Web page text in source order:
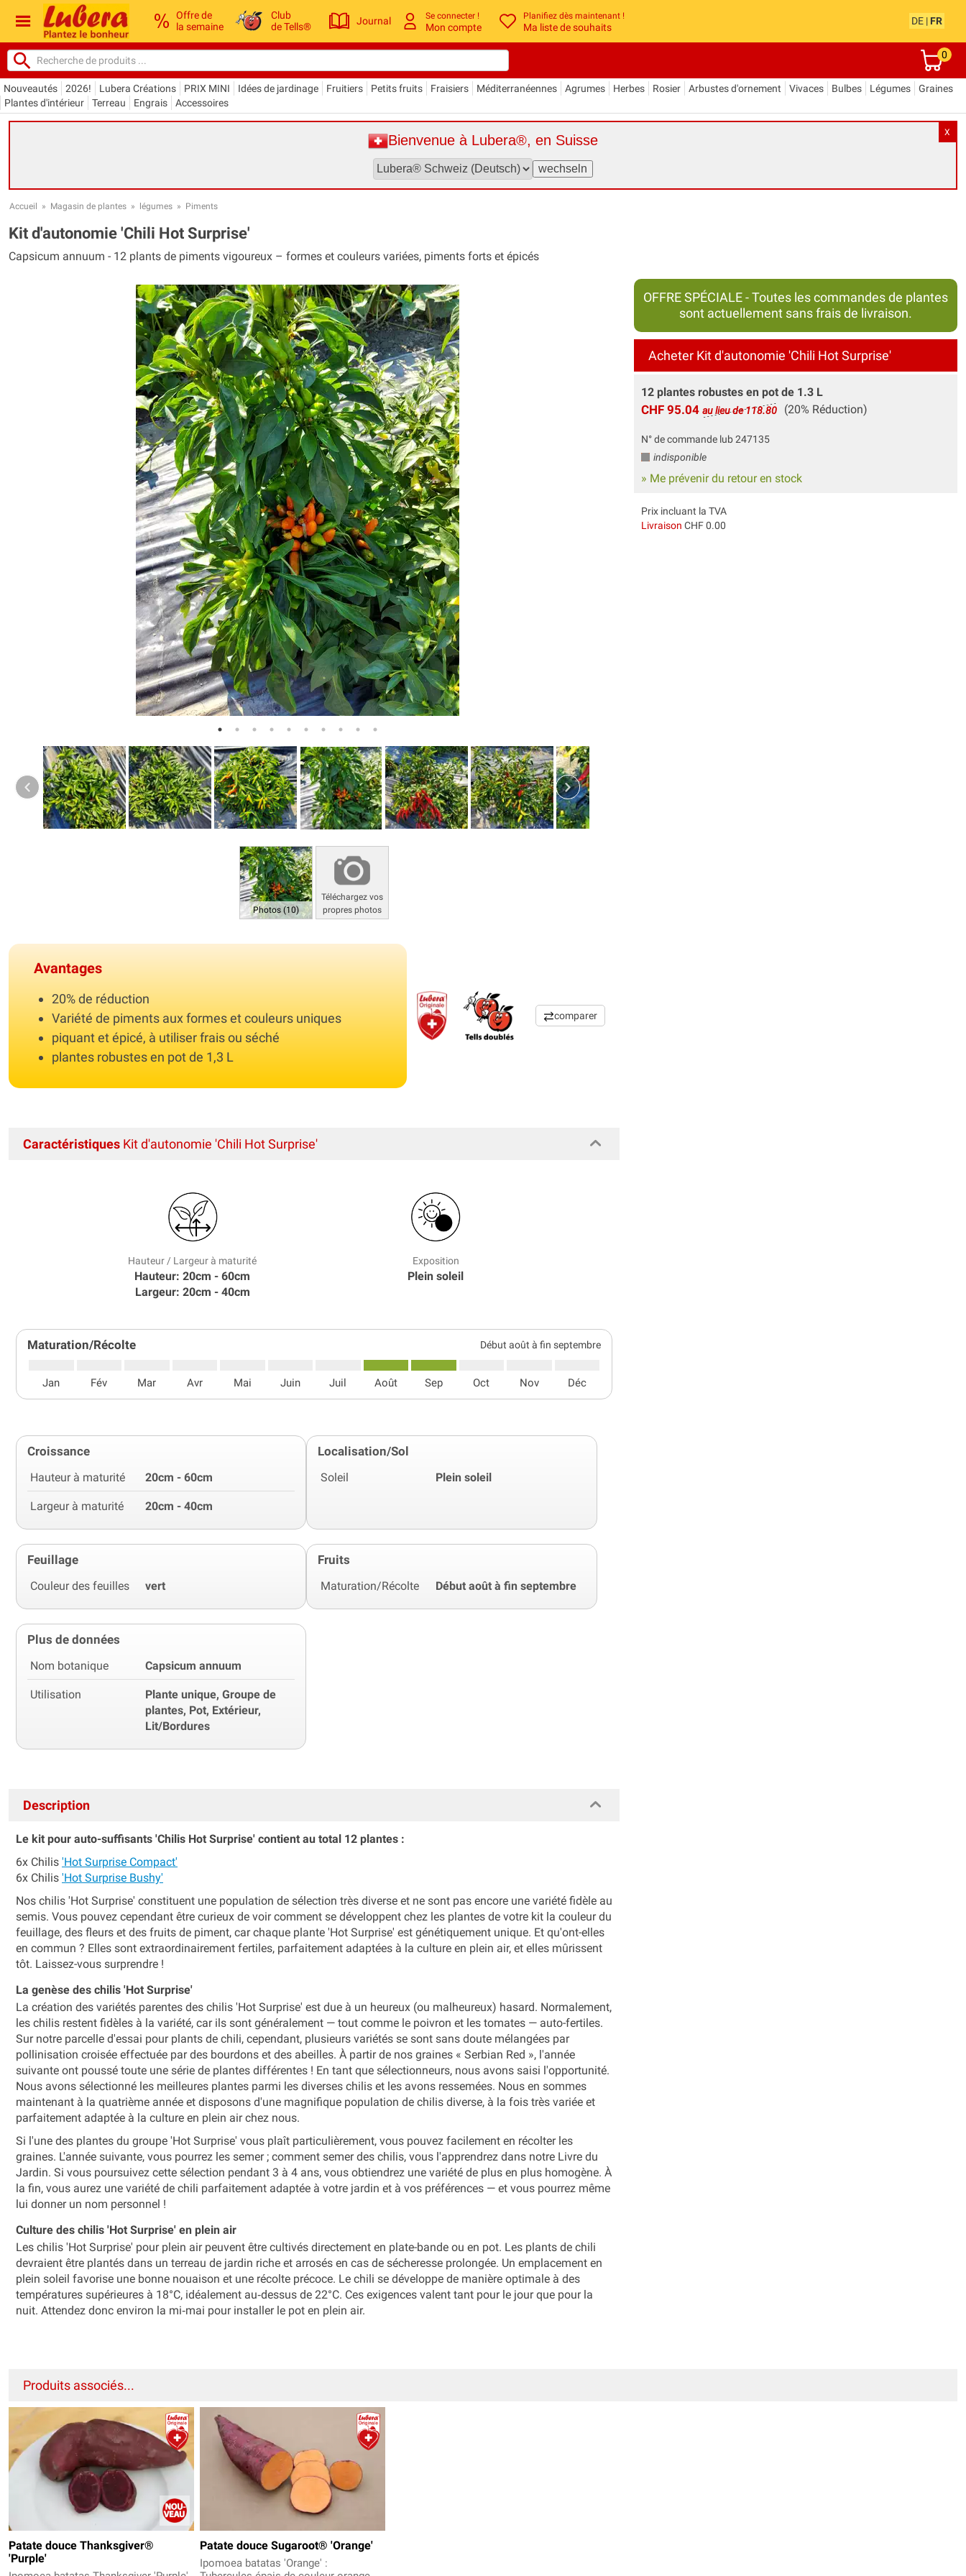
Offre de
la semaine
Club
de Tells®
Journal Se connecter !
Mon compte
Planifiez dès maintenant !
Ma liste de souhaits
DE | FR
0
Nouveautés 2026! Lubera Créations PRIX MINI Idées de jardinage Fruitiers Petits fruits Fraisiers Méditerranéennes Agrumes Herbes Rosier Arbustes d'ornement Vivaces Bulbes Légumes
Graines
Plantes d'intérieur
Terreau Engrais Accessoires
X
Bienvenue à Lubera®, en Suisse
Accueil » Magasin de plantes » légumes » Piments
Kit d'autonomie 'Chili Hot Surprise'
Capsicum annuum - 12 plants de piments vigoureux – formes et couleurs variées, piments forts et épicés
Photos (10)
Téléchargez vos
propres photos
Avantages
20% de réduction
Variété de piments aux formes et couleurs uniques
piquant et épicé, à utiliser frais ou séché
plantes robustes en pot de 1,3 L
comparer
OFFRE SPÉCIALE - Toutes les commandes de plantes
sont actuellement sans frais de livraison.
Acheter Kit d'autonomie 'Chili Hot Surprise'
12 plantes robustes en pot de 1.3 L
CHF 95.04 au lieu de 118.80 (20% Réduction)
N° de commande lub 247135
indisponible
» Me prévenir du retour en stock
Prix incluant la TVA
Livraison CHF 0.00
Caractéristiques Kit d'autonomie 'Chili Hot Surprise'
Hauteur / Largeur à maturité
Hauteur: 20cm - 60cm
Largeur: 20cm - 40cm
Exposition
Plein soleil
Maturation/Récolte Début août à fin septembre
Jan Fév Mar Avr Mai Juin Juil Août Sep Oct Nov Déc
Croissance
Hauteur à maturité 20cm - 60cm
Largeur à maturité 20cm - 40cm
Localisation/Sol
Soleil Plein soleil
Feuillage
Couleur des feuilles vert
Fruits
Maturation/Récolte Début août à fin septembre
Plus de données
Nom botanique Capsicum annuum
Utilisation
Plante unique, Groupe de
plantes, Pot, Extérieur,
Lit/Bordures
Description
Le kit pour auto-suffisants 'Chilis Hot Surprise' contient au total 12 plantes :
6x Chilis 'Hot Surprise Compact'
6x Chilis 'Hot Surprise Bushy'
Nos chilis 'Hot Surprise' constituent une population de sélection très diverse et ne sont pas encore une variété fidèle au
semis. Vous pouvez cependant être curieux de voir comment se développent chez les plantes de votre kit la couleur du
feuillage, des fleurs et des fruits de piment, car chaque plante 'Hot Surprise' est génétiquement unique. Et qu'ont-elles
en commun ? Elles sont extraordinairement fertiles, parfaitement adaptées à la culture en plein air, et elles mûrissent
tôt. Laissez-vous surprendre !
La genèse des chilis 'Hot Surprise'
La création des variétés parentes des chilis 'Hot Surprise' est due à un heureux (ou malheureux) hasard. Normalement,
les chilis restent fidèles à la variété, car ils sont généralement — tout comme le poivron et les tomates — auto-fertiles.
Sur notre parcelle d'essai pour plants de chili, cependant, plusieurs variétés se sont sans doute mélangées par
pollinisation croisée effectuée par des bourdons et des abeilles. À partir de nos graines « Serbian Red », l'année
suivante ont poussé toute une série de plantes différentes ! En tant que sélectionneurs, nous avons saisi l'opportunité.
Nous avons sélectionné les meilleures plantes parmi les diverses chilis et les avons ressemées. Nous en sommes
maintenant à la quatrième année et disposons d'une magnifique population de chilis diverse, à la fois très variée et
parfaitement adaptée à la culture en plein air chez nous.
Si l'une des plantes du groupe 'Hot Surprise' vous plaît particulièrement, vous pouvez facilement en récolter les
graines. L'année suivante, vous pourrez les semer ; comment semer des chilis, vous l'apprendrez dans notre Livre du
Jardin. Si vous poursuivez cette sélection pendant 3 à 4 ans, vous obtiendrez une variété de plus en plus homogène. À
la fin, vous aurez une variété de chili parfaitement adaptée à votre jardin et à vos préférences — et vous pourrez même
lui donner un nom personnel !
Culture des chilis 'Hot Surprise' en plein air
Les chilis 'Hot Surprise' pour plein air peuvent être cultivés directement en plate-bande ou en pot. Les plants de chili
devraient être plantés dans un terreau de jardin riche et arrosés en cas de sécheresse prolongée. Un emplacement en
plein soleil favorise une bonne nouaison et une récolte précoce. Le chili se développe de manière optimale à des
températures supérieures à 18°C, idéalement au‑dessus de 22°C. Ces exigences valent tant pour le jour que pour la
nuit. Attendez donc environ la mi‑mai pour installer le pot en plein air.
Produits associés...
Patate douce Thanksgiver®
'Purple'
Patate douce Sugaroot® 'Orange'
Ipomoea batatas 'Orange' :